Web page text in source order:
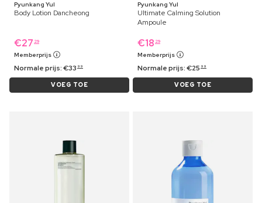
Pyunkang Yul
Body Lotion Dancheong
€27 29
Memberprijs
Normale prijs:€33 99
VOEG TOE
Pyunkang Yul
Ultimate Calming Solution
Ampoule
€18 29
Memberprijs
Normale prijs:€25 99
VOEG TOE